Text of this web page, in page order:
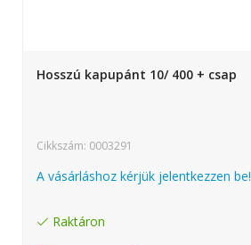
Hosszú kapupánt 10/ 400 + csap
Cikkszám: 0003291
A vásárláshoz kérjük jelentkezzen be!
Raktáron